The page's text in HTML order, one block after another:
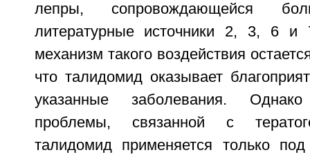
лепры, сопровождающейся
литературные источники 2, 3, 6 и
механизм такого воздействия
что талидомид оказывает
указанные заболевания.
проблемы, связанной с
талидомид применяется только